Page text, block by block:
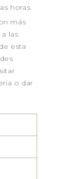
horas.
más
las
esta
o dar